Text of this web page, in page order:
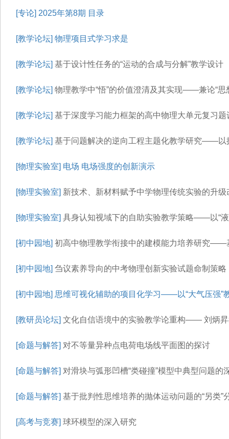
[专论] 2025年第8期 目录
[教学论坛] 物理项目式学习求是
[教学论坛] 基于设计性任务的“运动的合成与分解”教学设计
[教学论坛] 物理教学中“悟”的价值澄清及其实现——兼论“思
[教学论坛] 基于深度学习能力框架的高中物理大单元复习题
[教学论坛] 基于问题解决的逆向工程主题化教学研究——以
[物理实验室] 电场 电场强度的创新演示
[物理实验室] 新技术、新材料赋予中学物理传统实验的升
[物理实验室] 具身认知视域下的自助实验教学策略——以“
[初中园地] 初高中物理教学衔接中的建模能力培养研究——
[初中园地] 刍议素养导向的中考物理创新实验试题命制策略
[初中园地] 思维可视化辅助的项目化学习——以“大气压强”
[教研员论坛] 文化自信语境中的实验教学论重构—— 刘炳
[命题与解答] 对不等量异种点电荷电场线平面图的探讨
[命题与解答] 对滑块与弧形凹槽“类碰撞”模型中典型问题的
[命题与解答] 基于批判性思维培养的抛体运动问题的“另类”
[高考与竞赛] 球环模型的深入研究